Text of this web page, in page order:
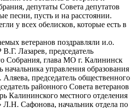
депутаты Совета депутатов
песни, пусть и на расстоянии.
у всех обелисков, которые есть в
ветеранов поздравляли и.о.
Лазарев, председатель
Собрания, глава МО г. Калининск
начальника управления образования
председатель общественного
районного Совета ветеранов
Калининского местного отделения
Л.Н. Сафонова, начальник отдела по